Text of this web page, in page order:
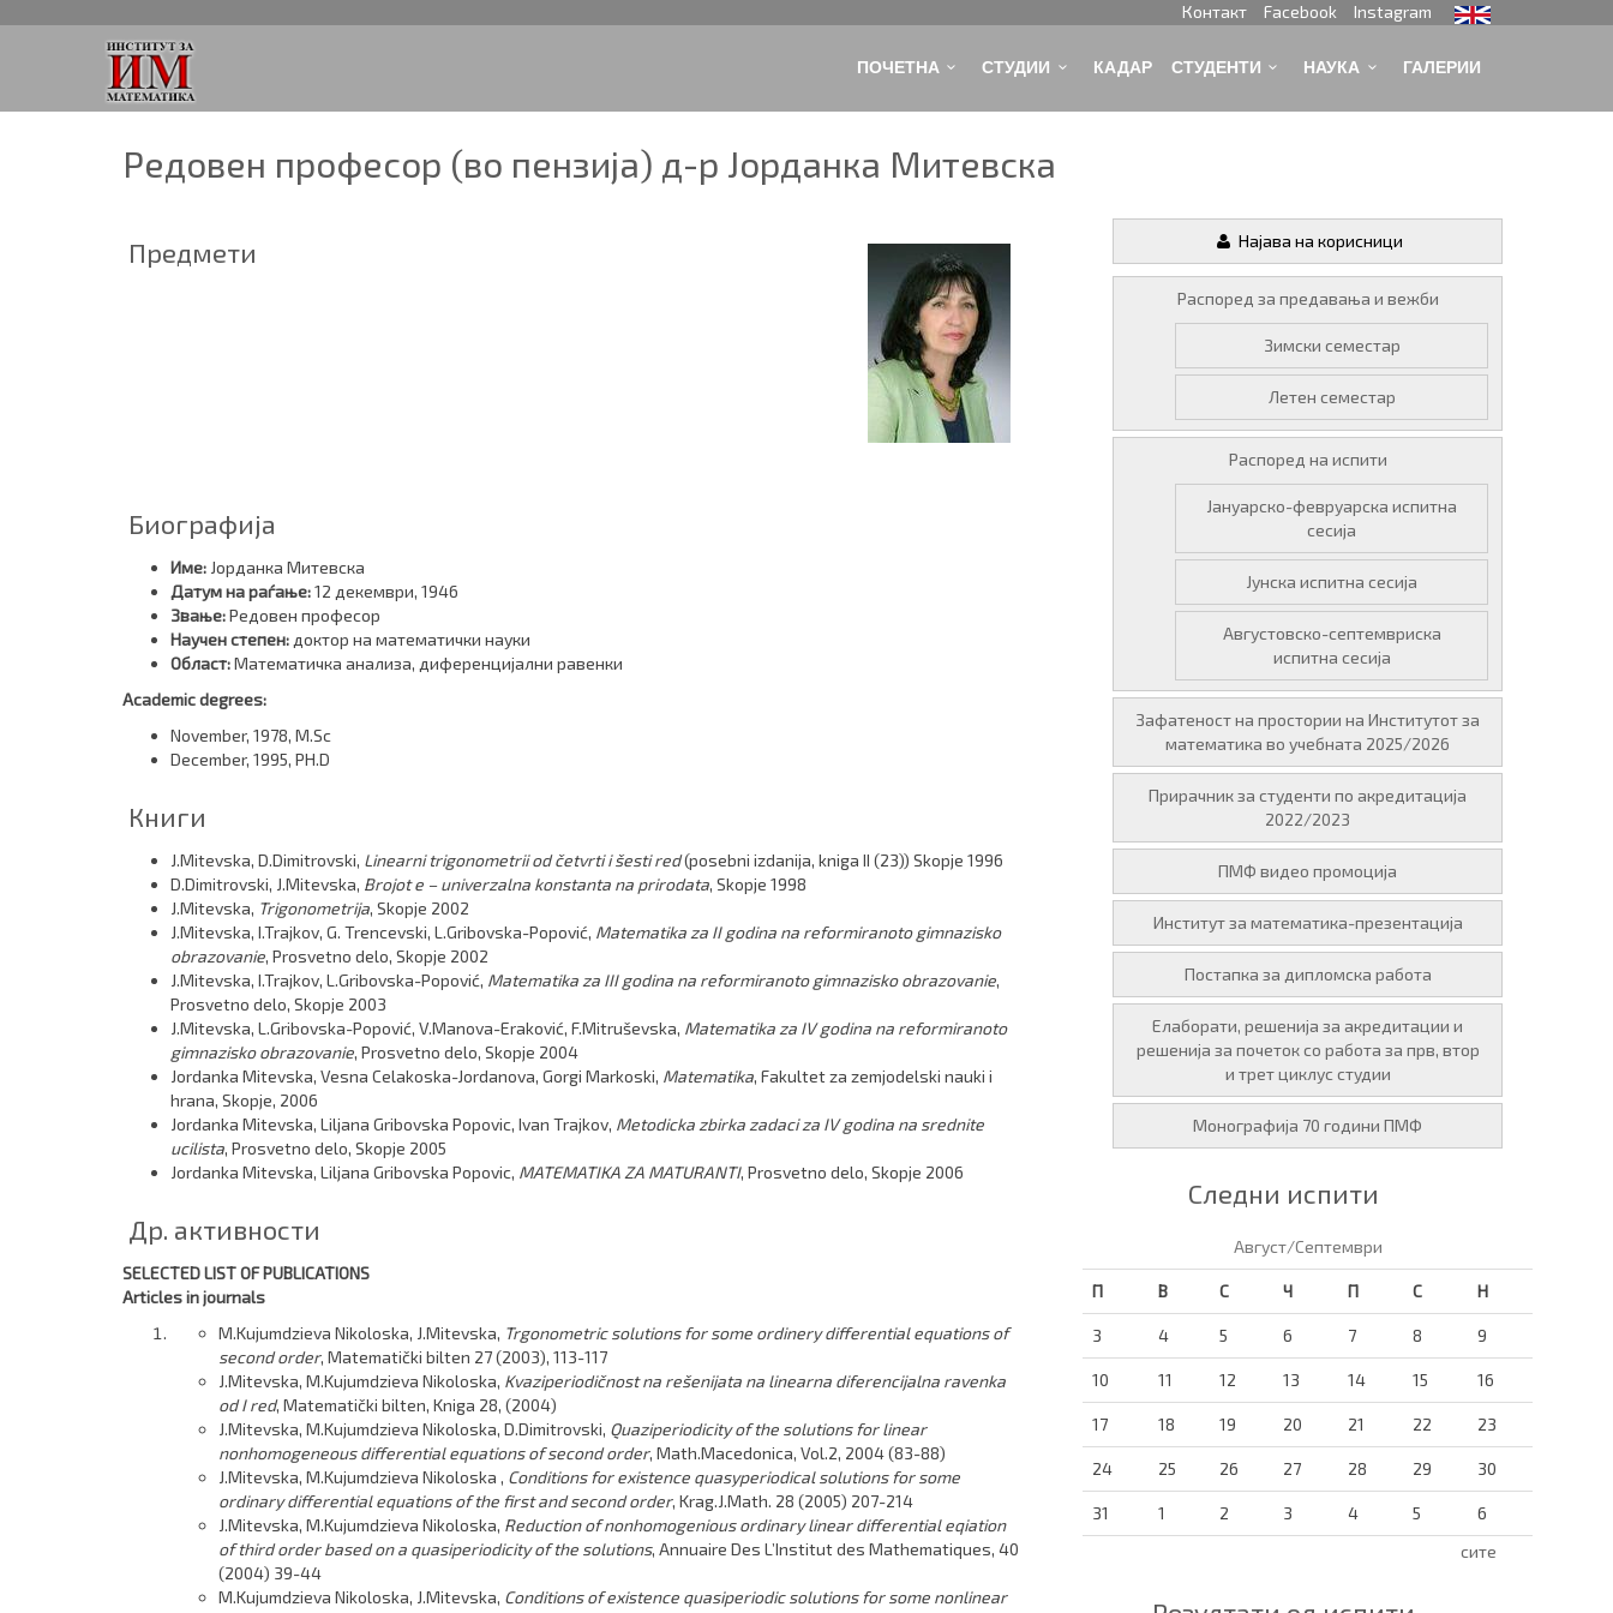
Контакт Facebook Instagram
ПОЧЕТНА СТУДИИ КАДАР СТУДЕНТИ НАУКА ГАЛЕРИИ
Pедовен професор (во пензија) д-р Јорданка Митевска
Предмети
Биографија
Име: Јорданка Митевска
Датум на раѓање:12 декември, 1946
Звање:Редовен професор
Научен степен: доктор на математички науки
Област:Математичка анализа, диференцијални равенки
Academic degrees:
November, 1978, M.Sc
December, 1995, PH.D
Книги
J.Mitevska, D.Dimitrovski, Linearni trigonometrii od četvrti i šesti red(posebni izdanija, kniga II (23)) Skopje 1996
D.Dimitrovski, J.Mitevska, Brojot e – univerzalna konstanta na prirodata, Skopje 1998
J.Mitevska, Trigonometrija, Skopje 2002
J.Mitevska, I.Trajkov, G. Trencevski, L.Gribovska-Popović, Matematika za II godina na reformiranoto gimnazisko
obrazovanie, Prosvetno delo, Skopje 2002
J.Mitevska, I.Trajkov, L.Gribovska-Popović, Matematika za III godina na reformiranoto gimnazisko obrazovanie,
Prosvetno delo, Skopje 2003
J.Mitevska, L.Gribovska-Popović, V.Manova-Eraković, F.Mitruševska, Matematika za IV godina na reformiranoto
gimnazisko obrazovanie, Prosvetno delo, Skopje 2004
Jordanka Mitevska, Vesna Celakoska-Jordanova, Gorgi Markoski, Matematika, Fakultet za zemjodelski nauki i
hrana, Skopje, 2006
Jordanka Mitevska, Liljana Gribovska Popovic, Ivan Trajkov, Metodicka zbirka zadaci za IV godina na srednite
ucilista, Prosvetno delo, Skopje 2005
Jordanka Mitevska, Liljana Gribovska Popovic, MATEMATIKA ZA MATURANTI, Prosvetno delo, Skopje 2006
Др. активности
SELECTED LIST OF PUBLICATIONS
Articles in journals
M.Kujumdzieva Nikoloska, J.Mitevska, Trgonometric solutions for some ordinery differential equations of
second order, Matematički bilten 27 (2003), 113-117
J.Mitevska, M.Kujumdzieva Nikoloska, Kvaziperiodičnost na rešenijata na linearna diferencijalna ravenka
od I red, Matematički bilten, Kniga 28, (2004)
J.Mitevska, M.Kujumdzieva Nikoloska, D.Dimitrovski, Quaziperiodicity of the solutions for linear
nonhomogeneous differential equations of second order, Math.Macedonica, Vol.2, 2004 (83-88)
J.Mitevska, M.Kujumdzieva Nikoloska , Conditions for existence quasyperiodical solutions for some
ordinary differential equations of the first and second order, Krag.J.Math. 28 (2005) 207-214
J.Mitevska, M.Kujumdzieva Nikoloska, Reduction of nonhomogenious ordinary linear differential eqiation
of third order based on a quasiperiodicity of the solutions, Annuaire Des L’Institut des Mathematiques, 40
(2004) 39-44
M.Kujumdzieva Nikoloska, J.Mitevska, Conditions of existence quasiperiodic solutions for some nonlinear
Најава на корисници
Распоред за предавања и вежби
Зимски семестар
Летен семестар
Распоред на испити
Јануарско-февруарска испитна
сесија
Јунска испитна сесија
Августовско-септемвриска
испитна сесија
Зафатеност на простории на Институтот за
математика во учебната 2025/2026
Прирачник за студенти по акредитација
2022/2023
ПМФ видео промоција
Институт за математика-презентација
Постапка за дипломска работа
Елаборати, решенија за акредитации и
решенија за почеток со работа за прв, втор
и трет циклус студии
Монографија 70 години ПМФ
Следни испити
Август/Септември
П В С Ч П С Н
3 4 5 6 7 8 9
10 11 12 13 14 15 16
17 18 19 20 21 22 23
24 25 26 27 28 29 30
31 1 2 3 4 5
6
сите